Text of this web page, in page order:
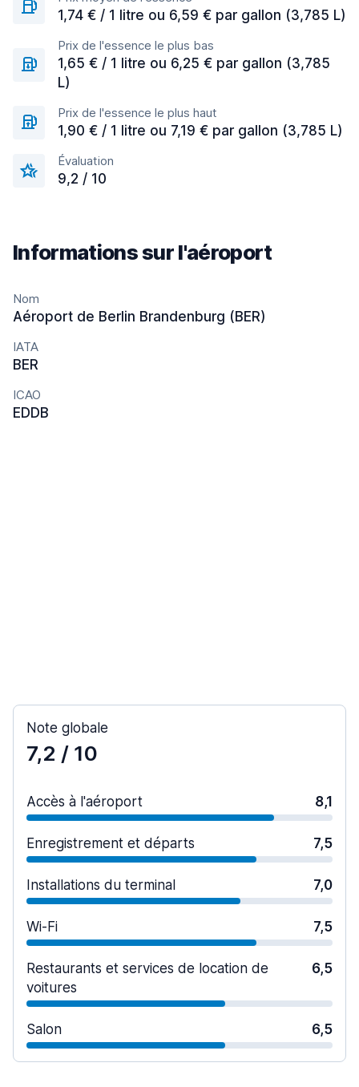
1,74 € / 1 litre ou 6,59 € par gallon (3,785 L)
Prix de l'essence le plus bas
1,65 € / 1 litre ou 6,25 € par gallon (3,785
L)
Prix de l'essence le plus haut
1,90 € / 1 litre ou 7,19 € par gallon (3,785 L)
Évaluation
9,2 / 10
Informations sur l'aéroport
Nom
Aéroport de Berlin Brandenburg (BER)
IATA
BER
ICAO
EDDB
Note globale
7,2 / 10
Accès à l'aéroport 8,1
Enregistrement et départs 7,5
Installations du terminal 7,0
Wi-Fi 7,5
Restaurants et services de location de
voitures
6,5
Salon 6,5